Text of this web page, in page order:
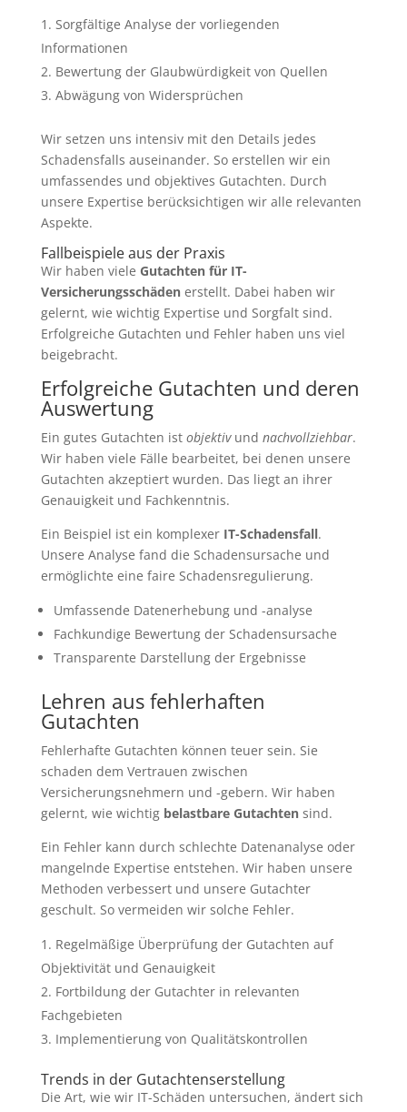
Sorgfältige Analyse der vorliegenden
Informationen
Bewertung der Glaubwürdigkeit von Quellen
Abwägung von Widersprüchen
Wir setzen uns intensiv mit den Details jedes
Schadensfalls auseinander. So erstellen wir ein
umfassendes und objektives Gutachten. Durch
unsere Expertise berücksichtigen wir alle relevanten
Aspekte.
Fallbeispiele aus der Praxis
Wir haben viele Gutachten für IT-
Versicherungsschädenerstellt. Dabei haben wir
gelernt, wie wichtig Expertise und Sorgfalt sind.
Erfolgreiche Gutachten und Fehler haben uns viel
beigebracht.
Erfolgreiche Gutachten und deren
Auswertung
Ein gutes Gutachten ist objektivund nachvollziehbar.
Wir haben viele Fälle bearbeitet, bei denen unsere
Gutachten akzeptiert wurden. Das liegt an ihrer
Genauigkeit und Fachkenntnis.
Ein Beispiel ist ein komplexer IT-Schadensfall.
Unsere Analyse fand die Schadensursache und
ermöglichte eine faire Schadensregulierung.
Umfassende Datenerhebung und -analyse
Fachkundige Bewertung der Schadensursache
Transparente Darstellung der Ergebnisse
Lehren aus fehlerhaften
Gutachten
Fehlerhafte Gutachten können teuer sein. Sie
schaden dem Vertrauen zwischen
Versicherungsnehmern und -gebern. Wir haben
gelernt, wie wichtig belastbare Gutachtensind.
Ein Fehler kann durch schlechte Datenanalyse oder
mangelnde Expertise entstehen. Wir haben unsere
Methoden verbessert und unsere Gutachter
geschult. So vermeiden wir solche Fehler.
Regelmäßige Überprüfung der Gutachten auf
Objektivität und Genauigkeit
Fortbildung der Gutachter in relevanten
Fachgebieten
Implementierung von Qualitätskontrollen
Trends in der Gutachtenserstellung
Die Art, wie wir IT-Schäden untersuchen, ändert sich